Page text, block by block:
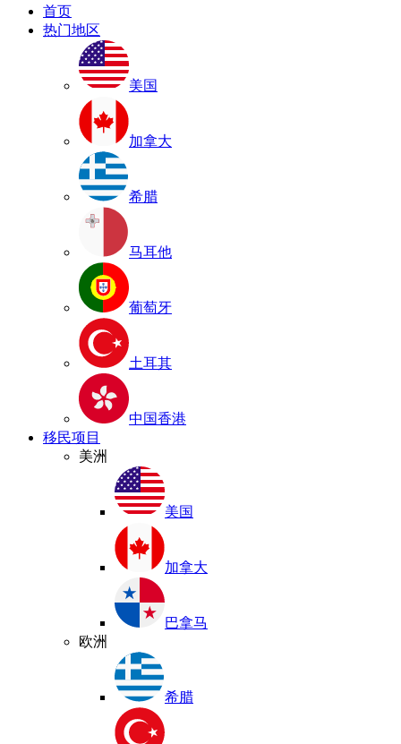
首页
热门地区
美国
加拿大
希腊
马耳他
葡萄牙
土耳其
中国香港
移民项目
美洲
美国
加拿大
巴拿马
欧洲
希腊